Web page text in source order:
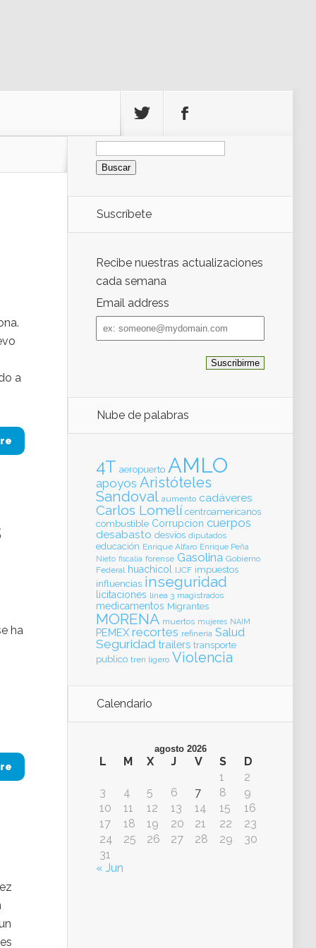
a
ha
Buscar:
Suscríbete
Recibe nuestras actualizaciones
cada semana
Email address
Email
address
Nube de palabras
4T aeropuerto AMLO
apoyos Aristóteles
Sandoval aumento cadáveres
Carlos Lomelí centroamericanos
combustible Corrupcion cuerpos
desabasto desvíos diputados
educación Enrique Alfaro Enrique Peña
Nieto fiscalia forense Gasolina Gobierno
Federal huachicol IJCF impuestos
influencias inseguridad
licitaciones línea 3 magistrados
medicamentos Migrantes
MORENA muertos mujeres NAIM
PEMEX recortes refinería Salud
Seguridad trailers transporte
publico tren ligero Violencia
Calendario
agosto 2026
L M X J V S
D
1
2
3
4 5 6 7 8
9
10
11 12 13 14 15
16
17
18 19 20 21 22
23
24
25 26 27 28 29
30
31
« Jun